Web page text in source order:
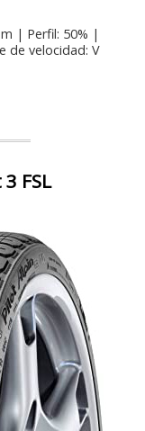
| Perfil: 50% |
de velocidad: V
FSL